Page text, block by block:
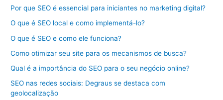
Por que SEO é essencial para iniciantes no marketing digital?
O que é SEO local e como implementá-lo?
O que é SEO e como ele funciona?
Como otimizar seu site para os mecanismos de busca?
Qual é a importância do SEO para o seu negócio online?
SEO nas redes sociais: Degraus se destaca com
geolocalização